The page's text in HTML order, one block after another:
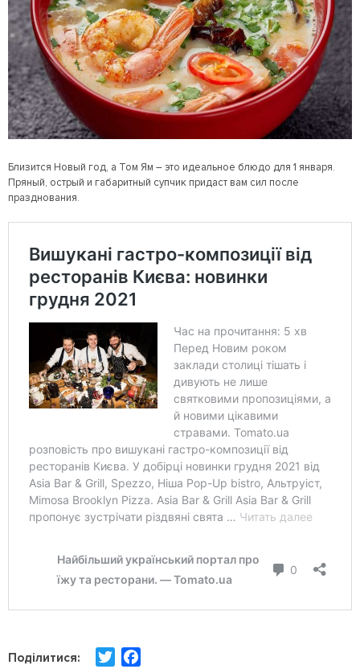
Близится Новый год, а Том Ям – это идеальное блюдо для 1 января.
Пряный, острый и габаритный супчик придаст вам сил после
празднования.
Поділитися: